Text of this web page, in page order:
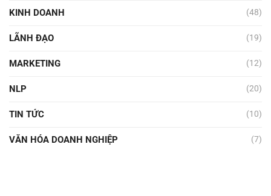
KINH DOANH (48)
LÃNH ĐẠO (19)
MARKETING (12)
NLP (20)
TIN TỨC (10)
VĂN HÓA DOANH NGHIỆP (7)